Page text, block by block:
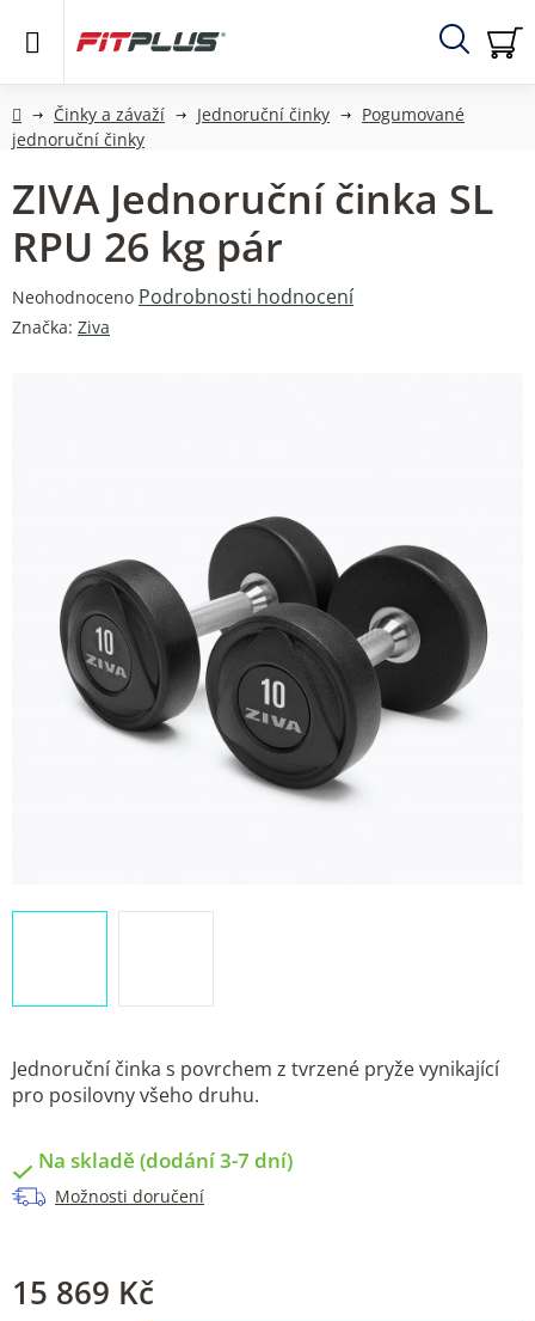
Hledat
DomůČinky a závaží Jednoruční činky
Pogumované
jednoruční činky
Jednoruční činka s povrchem z tvrzené pryže vynikající
pro posilovny všeho druhu.
Na skladě (dodání 3-7 dní)
Možnosti doručení
15 869 Kč
ZIVA Jednoruční činka SL
RPU 26 kg pár
Průměrné
hodnocení
Neohodnoceno Podrobnosti hodnocení
Značka: Ziva